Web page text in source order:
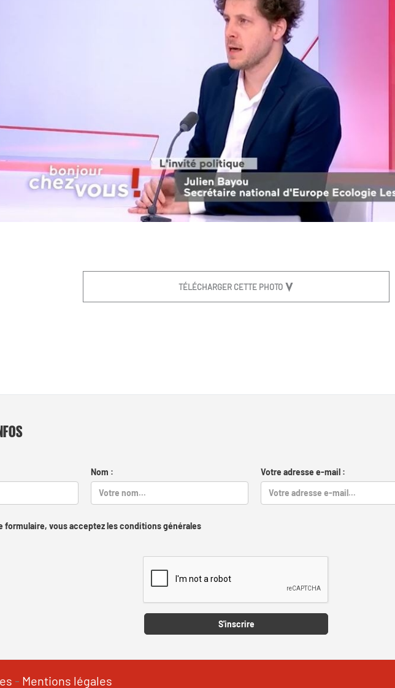
TÉLÉCHARGER CETTE PHOTO
Nom : Votre adresse e-mail :
formulaire, vous acceptez les conditions générales
S'inscrire
- Mentions légales